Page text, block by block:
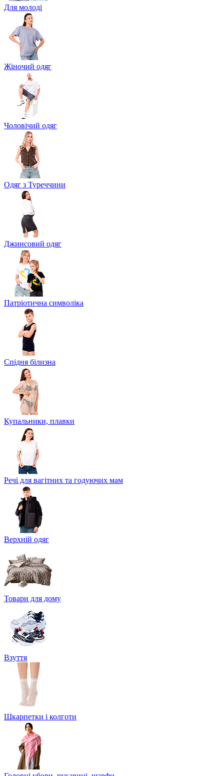
Для молоді
Жіночий одяг
Чоловічий одяг
Одяг з Туреччини
Джинсовий одяг
Патріотична символіка
Спідня білизна
Купальники, плавки
Речі для вагітних та годуючих мам
Верхній одяг
Товари для дому
Взуття
Шкарпетки і колготи